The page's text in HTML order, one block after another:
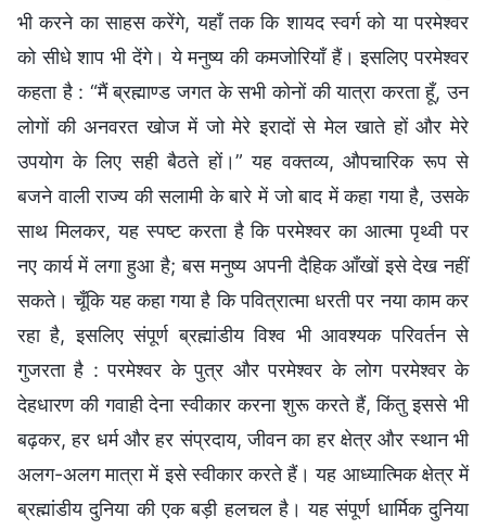
भी करने का साहस करेंगे, यहाँ तक कि शायद स्वर्ग को या परमेश्वर
को सीधे शाप भी देंगे। ये मनुष्य की कमजोरियाँ हैं। इसलिए परमेश्वर
कहता है : “मैं ब्रह्माण्ड जगत के सभी कोनों की यात्रा करता हूँ, उन
लोगों की अनवरत खोज में जो मेरे इरादों से मेल खाते हों और मेरे
उपयोग के लिए सही बैठते हों।” यह वक्तव्य, औपचारिक रूप से
बजने वाली राज्य की सलामी के बारे में जो बाद में कहा गया है, उसके
साथ मिलकर, यह स्पष्ट करता है कि परमेश्वर का आत्मा पृथ्वी पर
नए कार्य में लगा हुआ है; बस मनुष्य अपनी दैहिक आँखों इसे देख नहीं
सकते। चूँकि यह कहा गया है कि पवित्रात्मा धरती पर नया काम कर
रहा है, इसलिए संपूर्ण ब्रह्मांडीय विश्व भी आवश्यक परिवर्तन से
गुजरता है : परमेश्वर के पुत्र और परमेश्वर के लोग परमेश्वर के
देहधारण की गवाही देना स्वीकार करना शुरू करते हैं, किंतु इससे भी
बढ़कर, हर धर्म और हर संप्रदाय, जीवन का हर क्षेत्र और स्थान भी
अलग-अलग मात्रा में इसे स्वीकार करते हैं। यह आध्यात्मिक क्षेत्र में
ब्रह्मांडीय दुनिया की एक बड़ी हलचल है। यह संपूर्ण धार्मिक दुनिया